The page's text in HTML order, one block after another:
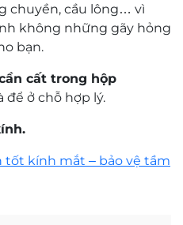
chuyền, cầu lông… vì
không những gãy hỏng
bạn.
cất trong hộp
để ở chỗ hợp lý.
tốt kính mắt – bảo vệ tầm